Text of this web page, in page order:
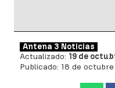
Antena 3 Noticias
Actualizado: 19 de
Publicado: 18 de